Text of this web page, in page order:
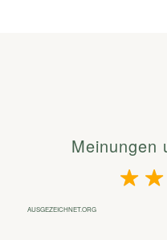
Meinungen
AUSGEZEICHNET.ORG